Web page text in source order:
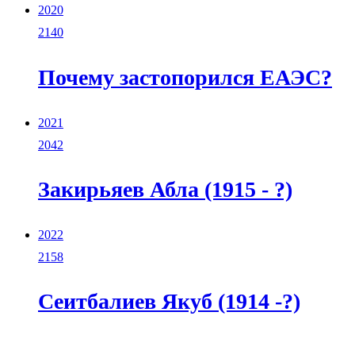
2020
2140
Почему застопорился ЕАЭС?
2021
2042
Закирьяев Абла (1915 - ?)
2022
2158
Сеитбалиев Якуб (1914 -?)